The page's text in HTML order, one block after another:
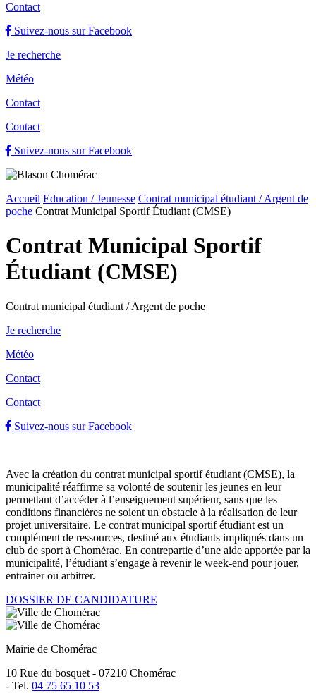
Contact
Suivez-nous sur Facebook
Je recherche
Météo
Contact
Contact
Suivez-nous sur Facebook
Accueil Education / Jeunesse Contrat municipal étudiant / Argent de
poche Contrat Municipal Sportif Étudiant (CMSE)
Contrat Municipal Sportif
Étudiant (CMSE)
Contrat municipal étudiant / Argent de poche
Je recherche
Météo
Contact
Contact
Suivez-nous sur Facebook
Avec la création du contrat municipal sportif étudiant (CMSE), la
municipalité réaffirme sa volonté de soutenir les jeunes en leur
permettant d’accéder à l’enseignement supérieur, sans que les
conditions financières ne soient un obstacle à la réalisation de leur
projet universitaire. Le contrat municipal sportif étudiant est un
complément de ressources, destiné aux étudiants impliqués dans un
club de sport à Chomérac. En contrepartie d’une aide apportée par la
municipalité, l’étudiant s’engage à revenir le week-end pour jouer,
entrainer ou arbitrer.
DOSSIER DE CANDIDATURE
Mairie de Chomérac
10 Rue du bosquet - 07210 Chomérac
- Tel. 04 75 65 10 53